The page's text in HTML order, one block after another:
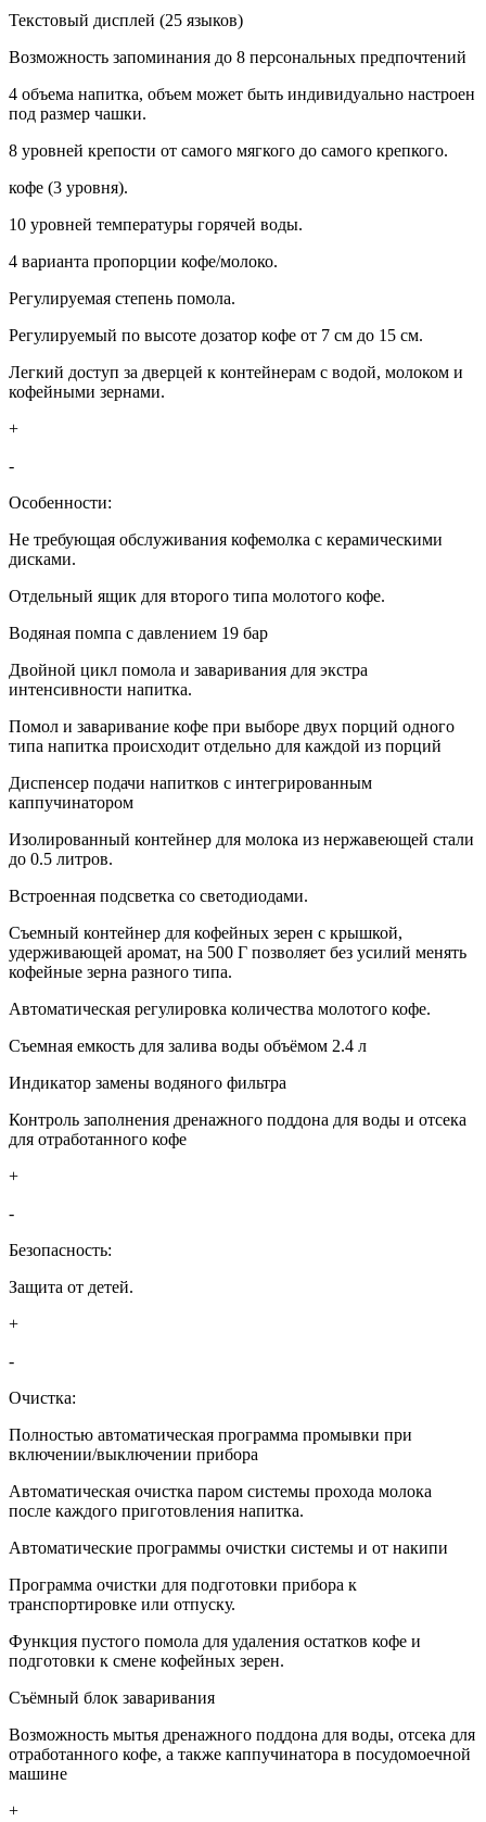
Текстовый дисплей (25 языков)
Возможность запоминания до 8 персональных предпочтений
4 объема напитка, объем может быть индивидуально настроен
под размер чашки.
8 уровней крепости от самого мягкого до самого крепкого.
кофе (3 уровня).
10 уровней температуры горячей воды.
4 варианта пропорции кофе/молоко.
Регулируемая степень помола.
Регулируемый по высоте дозатор кофе от 7 см до 15 см.
Легкий доступ за дверцей к контейнерам с водой, молоком и
кофейными зернами.
+
-
Особенности:
Не требующая обслуживания кофемолка с керамическими
дисками.
Отдельный ящик для второго типа молотого кофе.
Водяная помпа с давлением 19 бар
Двойной цикл помола и заваривания для экстра
интенсивности напитка.
Помол и заваривание кофе при выборе двух порций одного
типа напитка происходит отдельно для каждой из порций
Диспенсер подачи напитков с интегрированным
каппучинатором
Изолированный контейнер для молока из нержавеющей стали
до 0.5 литров.
Встроенная подсветка со светодиодами.
Съемный контейнер для кофейных зерен с крышкой,
удерживающей аромат, на 500 Г позволяет без усилий менять
кофейные зерна разного типа.
Автоматическая регулировка количества молотого кофе.
Съемная емкость для залива воды объёмом 2.4 л
Индикатор замены водяного фильтра
Контроль заполнения дренажного поддона для воды и отсека
для отработанного кофе
+
-
Безопасность:
Защита от детей.
+
-
Очистка:
Полностью автоматическая программа промывки при
включении/выключении прибора
Автоматическая очистка паром системы прохода молока
после каждого приготовления напитка.
Автоматические программы очистки системы и от накипи
Программа очистки для подготовки прибора к
транспортировке или отпуску.
Функция пустого помола для удаления остатков кофе и
подготовки к смене кофейных зерен.
Съёмный блок заваривания
Возможность мытья дренажного поддона для воды, отсека для
отработанного кофе, а также каппучинатора в посудомоечной
машине
+